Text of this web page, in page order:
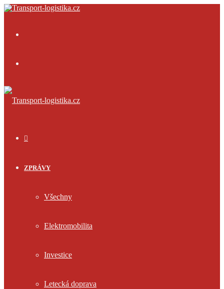
ZPRÁVY
Všechny
Elektromobilita
Investice
Letecká doprava